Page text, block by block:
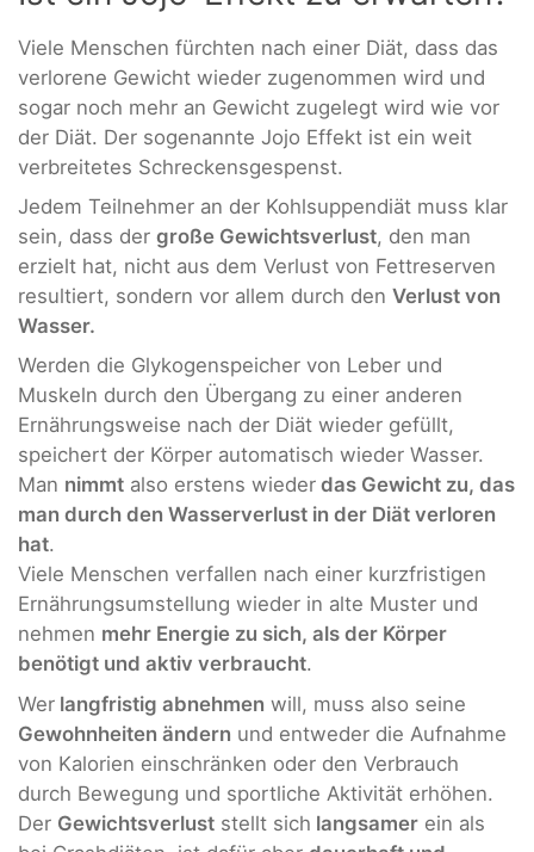
Viele Menschen fürchten nach einer Diät, dass das
verlorene Gewicht wieder zugenommen wird und
sogar noch mehr an Gewicht zugelegt wird wie vor
der Diät. Der sogenannte Jojo Effekt ist ein weit
verbreitetes Schreckensgespenst.
Jedem Teilnehmer an der Kohlsuppendiät muss klar
sein, dass der große Gewichtsverlust, den man
erzielt hat, nicht aus dem Verlust von Fettreserven
resultiert, sondern vor allem durch den Verlust von
Wasser.
Werden die Glykogenspeicher von Leber und
Muskeln durch den Übergang zu einer anderen
Ernährungsweise nach der Diät wieder gefüllt,
speichert der Körper automatisch wieder Wasser.
Man nimmt also erstens wieder das Gewicht zu, das
man durch den Wasserverlust in der Diät verloren
hat.
Viele Menschen verfallen nach einer kurzfristigen
Ernährungsumstellung wieder in alte Muster und
nehmen mehr Energie zu sich, als der Körper
benötigt und aktiv verbraucht.
Wer langfristig abnehmen will, muss also seine
Gewohnheiten ändern und entweder die Aufnahme
von Kalorien einschränken oder den Verbrauch
durch Bewegung und sportliche Aktivität erhöhen.
Der Gewichtsverlust stellt sich langsamer ein als